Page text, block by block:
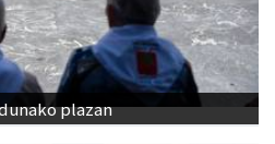
plazan